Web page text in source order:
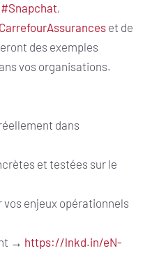
#Snapchat,
CarrefourAssurances et de
des exemples
vos organisations.
dans
et testées sur le
vos enjeux opérationnels
→ https://lnkd.in/eN-